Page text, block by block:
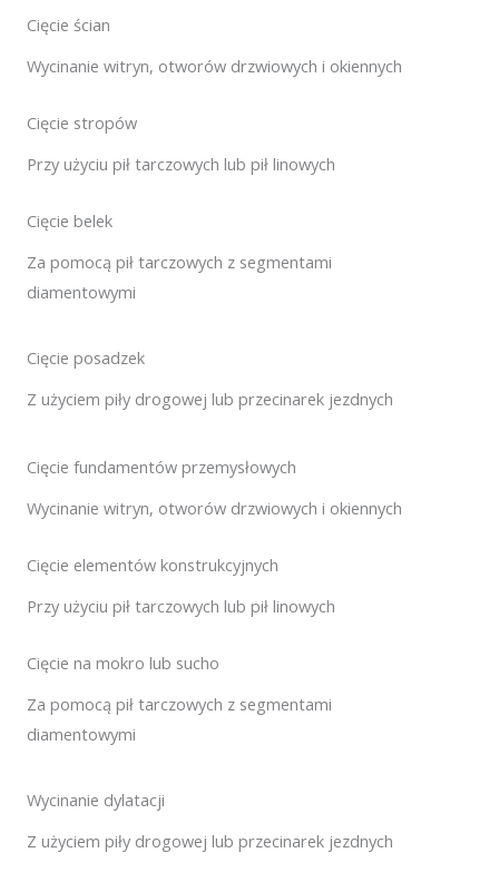
Cięcie ścian
Wycinanie witryn, otworów drzwiowych i okiennych
Cięcie stropów
Przy użyciu pił tarczowych lub pił linowych
Cięcie belek
Za pomocą pił tarczowych z segmentami
diamentowymi
Cięcie posadzek
Z użyciem piły drogowej lub przecinarek jezdnych
Cięcie fundamentów przemysłowych
Wycinanie witryn, otworów drzwiowych i okiennych
Cięcie elementów konstrukcyjnych
Przy użyciu pił tarczowych lub pił linowych
Cięcie na mokro lub sucho
Za pomocą pił tarczowych z segmentami
diamentowymi
Wycinanie dylatacji
Z użyciem piły drogowej lub przecinarek jezdnych